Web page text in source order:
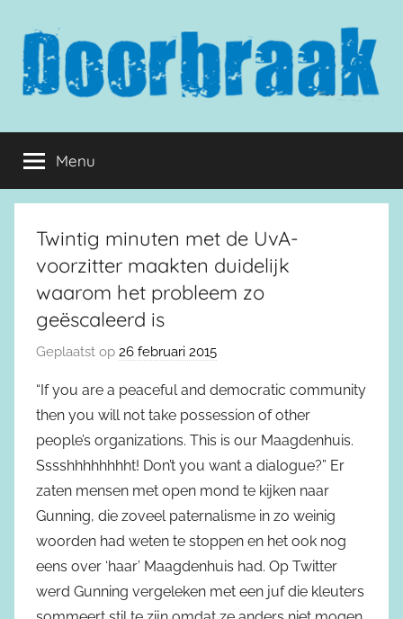
inhoud
springen
Doorbraak.eu
Menu
Twintig minuten met de UvA-
voorzitter maakten duidelijk
waarom het probleem zo
geëscaleerd is
Geplaatst op 26 februari 2015
“If you are a peaceful and democratic community
then you will not take possession of other
people’s organizations. This is our Maagdenhuis.
Sssshhhhhhhht! Don’t you want a dialogue?” Er
zaten mensen met open mond te kijken naar
Gunning, die zoveel paternalisme in zo weinig
woorden had weten te stoppen en het ook nog
eens over ‘haar’ Maagdenhuis had. Op Twitter
werd Gunning vergeleken met een juf die kleuters